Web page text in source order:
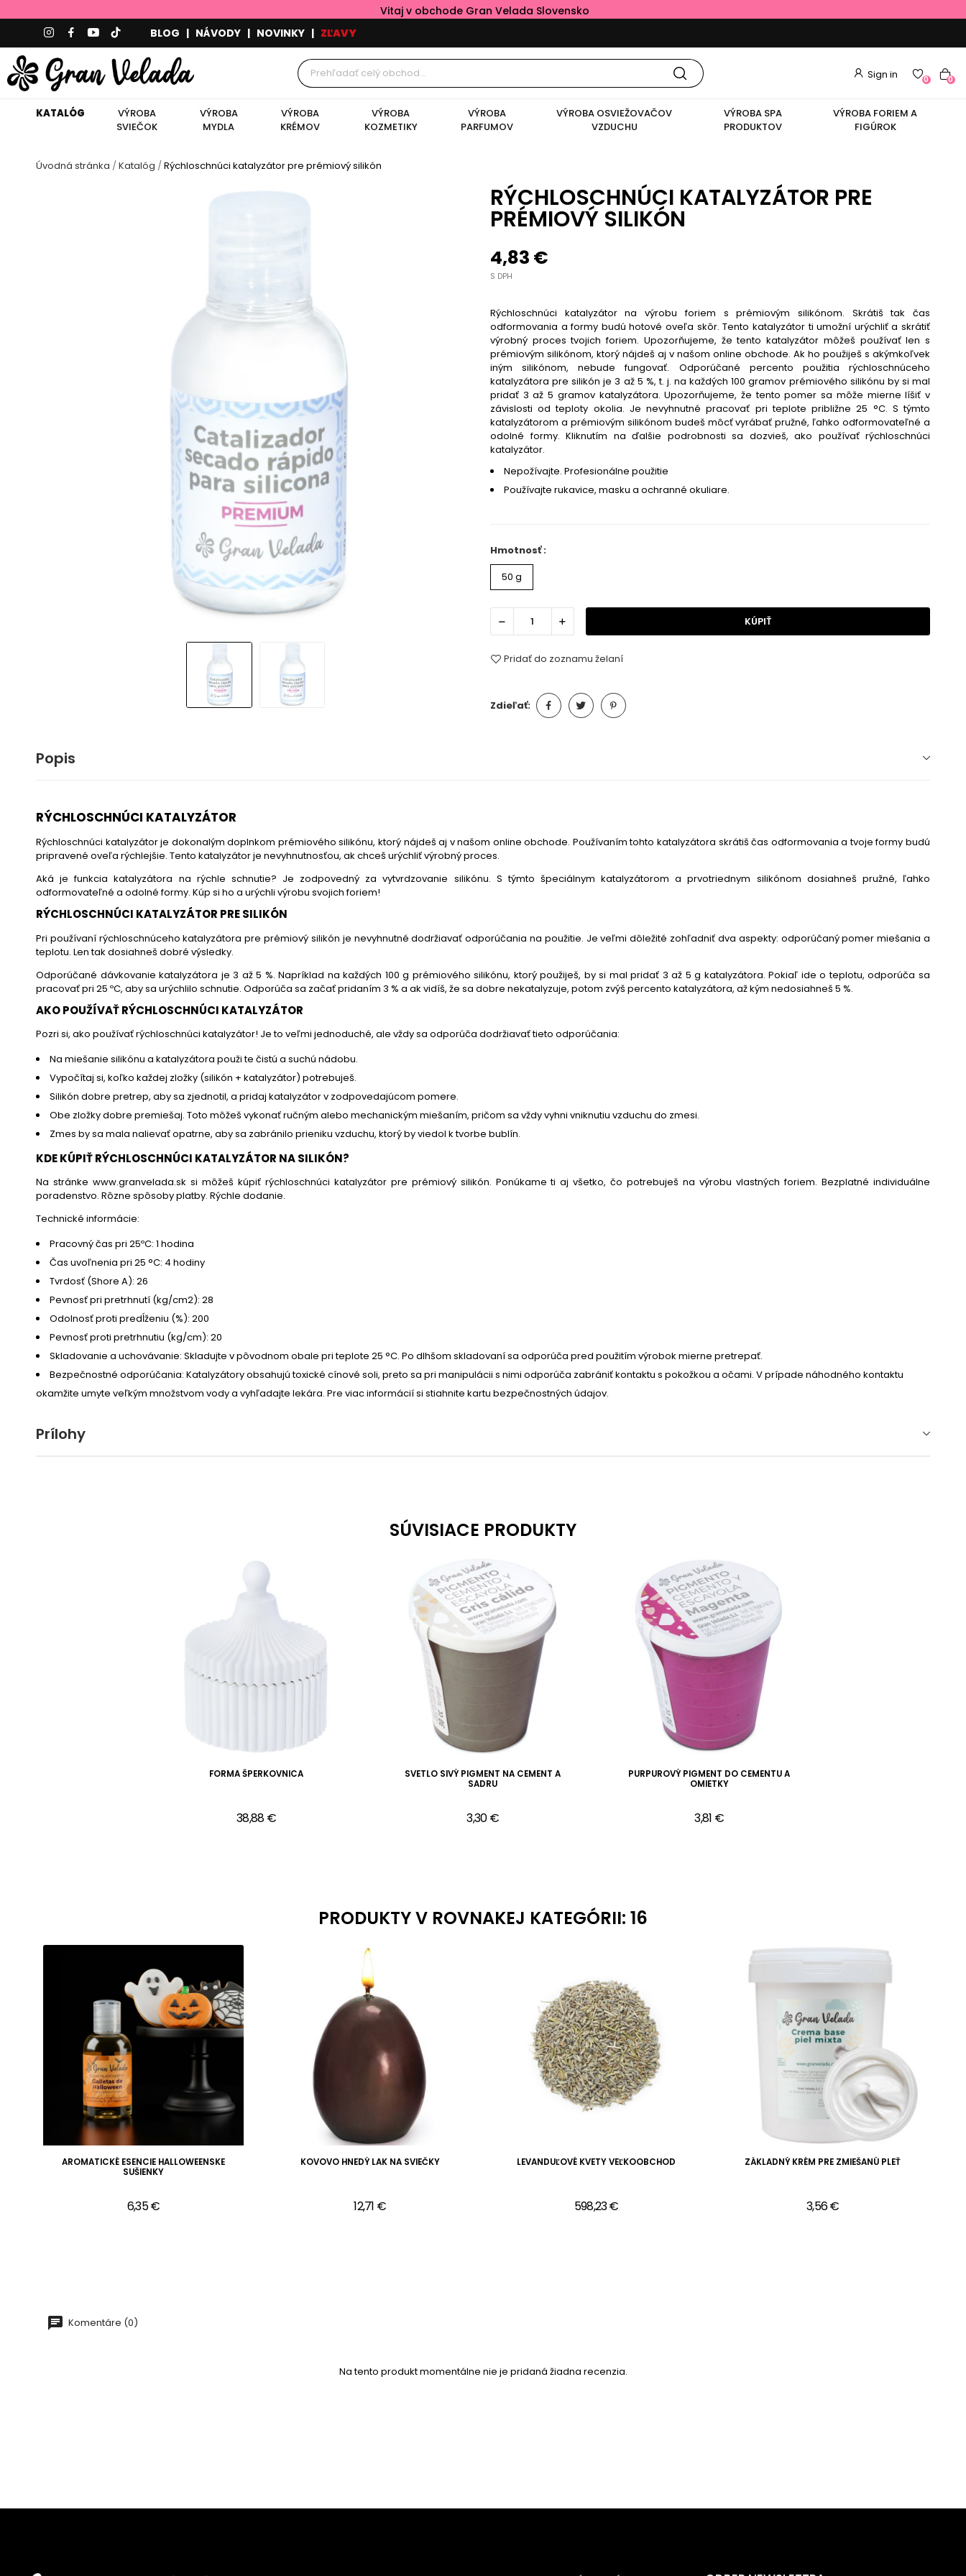
Vitaj v obchode Gran Velada Slovensko
BLOG | NÁVODY | NOVINKY | ZĽAVY
Sign in 0 0
KATALÓG
VÝROBA
SVIEČOK
VÝROBA
MYDLA
VÝROBA
KRÉMOV
VÝROBA
KOZMETIKY
VÝROBA
PARFUMOV
VÝROBA OSVIEŽOVAČOV
VZDUCHU
VÝROBA SPA
PRODUKTOV
VÝROBA FORIEM A
FIGÚROK
Úvodná stránka Katalóg Rýchloschnúci katalyzátor pre prémiový silikón
RÝCHLOSCHNÚCI KATALYZÁTOR PRE
PRÉMIOVÝ SILIKÓN
4,83 €
S DPH
Rýchloschnúci katalyzátor na výrobu foriem s prémiovým silikónom. Skrátiš tak čas
odformovania a formy budú hotové oveľa skôr. Tento katalyzátor ti umožní urýchliť a skrátiť
výrobný proces tvojich foriem. Upozorňujeme, že tento katalyzátor môžeš používať len s
prémiovým silikónom, ktorý nájdeš aj v našom online obchode. Ak ho použiješ s akýmkoľvek
iným silikónom, nebude fungovať. Odporúčané percento použitia rýchloschnúceho
katalyzátora pre silikón je 3 až 5 %, t. j. na každých 100 gramov prémiového silikónu by si mal
pridať 3 až 5 gramov katalyzátora. Upozorňujeme, že tento pomer sa môže mierne líšiť v
závislosti od teploty okolia. Je nevyhnutné pracovať pri teplote približne 25 °C. S týmto
katalyzátorom a prémiovým silikónom budeš môcť vyrábať pružné, ľahko odformovateľné a
odolné formy. Kliknutím na ďalšie podrobnosti sa dozvieš, ako používať rýchloschnúci
katalyzátor.
Nepožívajte. Profesionálne použitie
Používajte rukavice, masku a ochranné okuliare.
Hmotnosť :
50 g
KÚPIŤ
Pridať do zoznamu želaní
Zdieľať:
Popis
RÝCHLOSCHNÚCI KATALYZÁTOR
Rýchloschnúci katalyzátor je dokonalým doplnkom prémiového silikónu, ktorý nájdeš aj v našom online obchode. Používaním tohto katalyzátora skrátiš čas odformovania a tvoje formy budú
pripravené oveľa rýchlejšie. Tento katalyzátor je nevyhnutnosťou, ak chceš urýchliť výrobný proces.
Aká je funkcia katalyzátora na rýchle schnutie? Je zodpovedný za vytvrdzovanie silikónu. S týmto špeciálnym katalyzátorom a prvotriednym silikónom dosiahneš pružné, ľahko
odformovateľné a odolné formy. Kúp si ho a urýchli výrobu svojich foriem!
RÝCHLOSCHNÚCI KATALYZÁTOR PRE SILIKÓN
Pri používaní rýchloschnúceho katalyzátora pre prémiový silikón je nevyhnutné dodržiavať odporúčania na použitie. Je veľmi dôležité zohľadniť dva aspekty: odporúčaný pomer miešania a
teplotu. Len tak dosiahneš dobré výsledky.
Odporúčané dávkovanie katalyzátora je 3 až 5 %. Napríklad na každých 100 g prémiového silikónu, ktorý použiješ, by si mal pridať 3 až 5 g katalyzátora. Pokiaľ ide o teplotu, odporúča sa
pracovať pri 25 ºC, aby sa urýchlilo schnutie. Odporúča sa začať pridaním 3 % a ak vidíš, že sa dobre nekatalyzuje, potom zvýš percento katalyzátora, až kým nedosiahneš 5 %.
AKO POUŽÍVAŤ RÝCHLOSCHNÚCI KATALYZÁTOR
Pozri si, ako používať rýchloschnúci katalyzátor! Je to veľmi jednoduché, ale vždy sa odporúča dodržiavať tieto odporúčania:
Na miešanie silikónu a katalyzátora použi te čistú a suchú nádobu.
Vypočítaj si, koľko každej zložky (silikón + katalyzátor) potrebuješ.
Silikón dobre pretrep, aby sa zjednotil, a pridaj katalyzátor v zodpovedajúcom pomere.
Obe zložky dobre premiešaj. Toto môžeš vykonať ručným alebo mechanickým miešaním, pričom sa vždy vyhni vniknutiu vzduchu do zmesi.
Zmes by sa mala nalievať opatrne, aby sa zabránilo prieniku vzduchu, ktorý by viedol k tvorbe bublín.
KDE KÚPIŤ RÝCHLOSCHNÚCI KATALYZÁTOR NA SILIKÓN?
Na stránke www.granvelada.sk si môžeš kúpiť rýchloschnúci katalyzátor pre prémiový silikón. Ponúkame ti aj všetko, čo potrebuješ na výrobu vlastných foriem. Bezplatné individuálne
poradenstvo. Rôzne spôsoby platby. Rýchle dodanie.
Technické informácie:
Pracovný čas pri 25ºC: 1 hodina
Čas uvoľnenia pri 25 °C: 4 hodiny
Tvrdosť (Shore A): 26
Pevnosť pri pretrhnutí (kg/cm2): 28
Odolnosť proti predĺženiu (%): 200
Pevnosť proti pretrhnutiu (kg/cm): 20
Skladovanie a uchovávanie: Skladujte v pôvodnom obale pri teplote 25 °C. Po dlhšom skladovaní sa odporúča pred použitím výrobok mierne pretrepať.
Bezpečnostné odporúčania: Katalyzátory obsahujú toxické cínové soli, preto sa pri manipulácii s nimi odporúča zabrániť kontaktu s pokožkou a očami. V prípade náhodného kontaktu
okamžite umyte veľkým množstvom vody a vyhľadajte lekára. Pre viac informácií si stiahnite kartu bezpečnostných údajov.
Prílohy
SÚVISIACE PRODUKTY
FORMA ŠPERKOVNICA
38,88 €
SVETLO SIVÝ PIGMENT NA CEMENT A
SADRU
3,30 €
PURPUROVÝ PIGMENT DO CEMENTU A
OMIETKY
3,81 €
PRODUKTY V ROVNAKEJ KATEGÓRII: 16
AROMATICKÉ ESENCIE HALLOWEENSKE
SUŠIENKY
6,35 €
KOVOVO HNEDÝ LAK NA SVIEČKY
12,71 €
LEVANDUĽOVÉ KVETY VEĽKOOBCHOD
598,23 €
ZÁKLADNÝ KRÉM PRE ZMIEŠANÚ PLEŤ
3,56 €
Komentáre (0)
Na tento produkt momentálne nie je pridaná žiadna recenzia.